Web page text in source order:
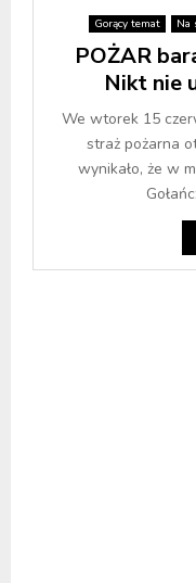
Gorący temat Na
POŻAR
Nikt nie
We wtorek 15
straż pożarna
wynikało, że w